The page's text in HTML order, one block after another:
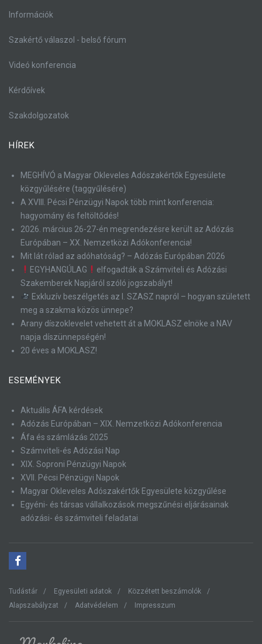
Információk
Szakértő válaszol - belső fórum
Videó konferencia
Kérdőívek
Szakdolgozatok
HÍREK
MEGHÍVÓ a Magyar Okleveles Adószakértők Egyesülete
közgyűlésére (taggyűlésére)
A XVIII. Pécsi Pénzügyi Napok több mint konferencia:
hagyomány és feltöltődés!
2026. március 26-27-én megrendezésre került az Adózás
Európában – XX. Nemzetközi Adókonferencia!
Mit lát rólad az adóhatóság? – Adózás Európában 2026
EGYHANGÚLAG
elfogadták a Számviteli és Adózási
Szakemberek Napjáról szóló jogszabályt!
Exkluzív beszélgetés az I. SZASZ napról – hogyan született
meg a szakma közös ünnepe?
Arany díszoklevelet vehetett át a MOKLASZ elnöke a NAV
napja díszünnepségén!
20 éves a MOKLASZ!
ESEMÉNYEK
Aktuális ÁFA kérdések
Adózás Európában – XIX. Nemzetközi Adókonferencia
Áfa és számlázás 2025
Számviteli-és Adózási Nap
XIX. Soproni Pénzügyi Napok
XVII. Pécsi Pénzügyi Napok
Magyar Okleveles Adószakértők Egyesülete közgyűlése
Egyéni- és társas vállalkozások megszűnési eljárásainak
adózási- és számviteli feladatai
Tudástár Egyesületi adatok
Közzétett beszámolók
Alapszabályzat
Adatvédelem Impresszum